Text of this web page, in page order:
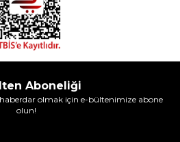
Aboneliği
olmak için e-bültenimize abone
olun!